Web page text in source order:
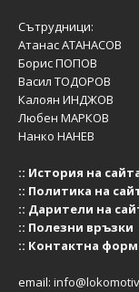
Сътрудници:
Атанас АТАНАСОВ
Борис ПОПОВ
Васил ТОДОРОВ
Калоян ИНДЖОВ
Любен МАРКОВ
Нанко НАНЕВ
:: История на
:: Политика на
:: Дарители на
:: Полезни връзки
:: Контактна
email: